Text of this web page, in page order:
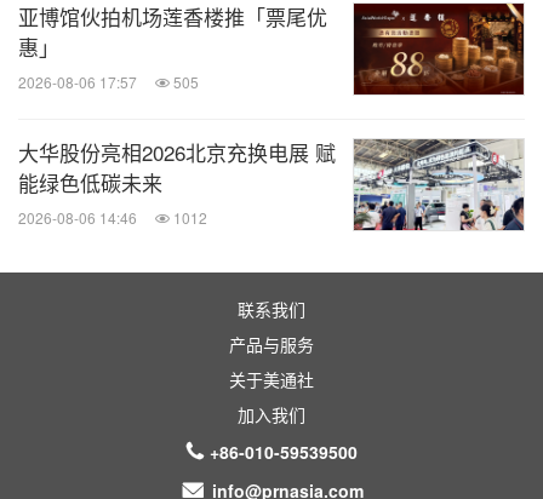
亚博馆伙拍机场莲香楼推「票尾优
惠」
2026-08-06 17:57 505
大华股份亮相2026北京充换电展 赋
能绿色低碳未来
2026-08-06 14:46 1012
联系我们
产品与服务
关于美通社
加入我们
+86-010-59539500
info@prnasia.com